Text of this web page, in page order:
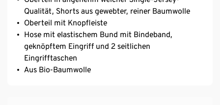
Qualität, Shorts aus gewebter, reiner Baumwolle
Oberteil mit Knopfleiste
Hose mit elastischem Bund mit Bindeband,
geknöpftem Eingriff und 2 seitlichen
Eingrifftaschen
Aus Bio-Baumwolle